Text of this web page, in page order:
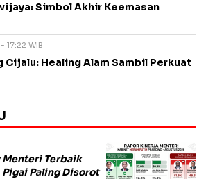
Simbol Akhir Keemasan
17:22 WIB
Cijalu: Healing Alam Sambil Perkuat
Menteri Terbaik
Paling Disorot